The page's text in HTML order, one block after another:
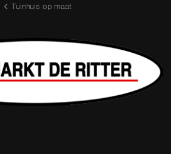
Tuinhuis op maat